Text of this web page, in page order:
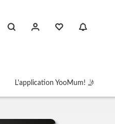
L'application YooMum! 🤳